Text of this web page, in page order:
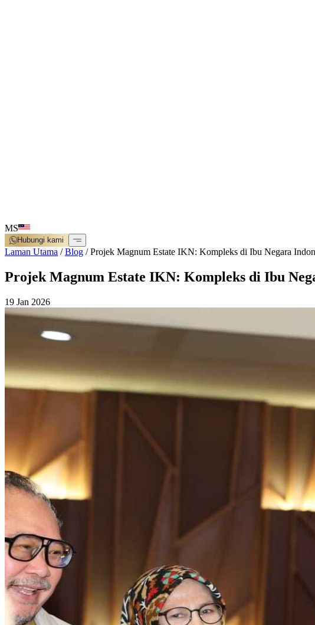
MS
Hubungi kami
Laman Utama /Blog /Projek Magnum Estate IKN: Kompleks di Ibu Negara
Projek Magnum Estate IKN: Kompleks di Ibu
19 Jan 2026